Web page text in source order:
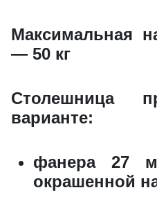
990 за
Максимальная
— 50 кг
Столешница
варианте:
фанера 27
окрашенной